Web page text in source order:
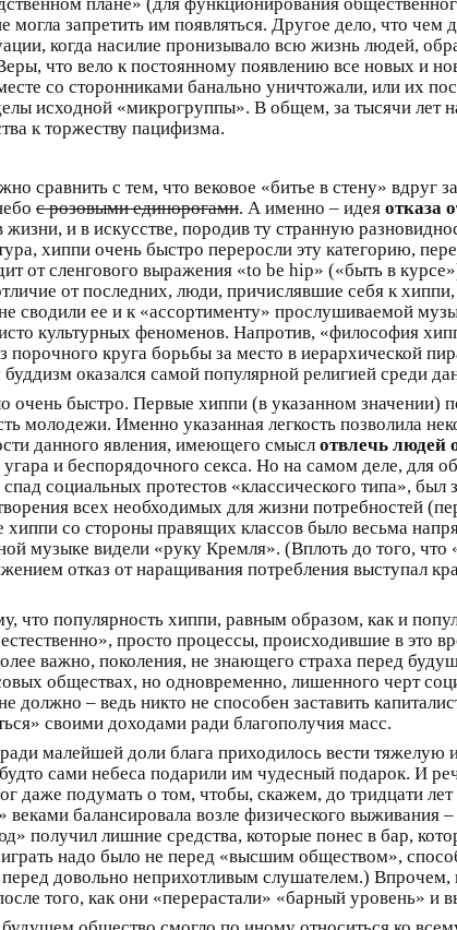
могла запретить им появляться. Другое дело, что
когда насилие пронизывало всю жизнь людей,
что вело к постоянному появлению все новых и
со сторонниками банально уничтожали, или их
исходной «микрогруппы». В общем, за тысячи лет
к торжеству пацифизма.
сравнить с тем, что вековое «битье в стену» вдруг
с розовыми единорогами. А именно – идея отказа
и в искусстве, породив ту странную
хиппи очень быстро переросли эту категорию,
от сленгового выражения «to be hip» («быть в
от последних, люди, причислявшие себя к
сводили ее и к «ассортименту» прослушиваемой
культурных феноменов. Напротив, «философия
круга борьбы за место в иерархической
оказался самой популярной религией среди
быстро. Первые хиппи (в указанном значении)
молодежи. Именно указанная легкость позволила
данного явления, имеющего смысл отвлечь людей
и беспорядочного секса. Но на самом деле, для
социальных протестов «классического типа», был
всех необходимых для жизни потребностей
со стороны правящих классов было весьма
музыке видели «руку Кремля». (Вплоть до того, что
отказ от наращивания потребления выступал
что популярность хиппи, равным образом, как и
просто процессы, происходившие в это
важно, поколения, не знающего страха перед
обществах, но одновременно, лишенного черт
должно – ведь никто не способен заставить
своими доходами ради благополучия масс.
малейшей доли блага приходилось вести
сами небеса подарили им чудесный подарок. И
даже подумать о том, чтобы, скажем, до тридцати лет
балансировала возле физического выживания
получил лишние средства, которые понес в бар,
надо было не перед «высшим обществом»,
довольно неприхотливым слушателем.)
того, как они «перерастали» «барный уровень» и